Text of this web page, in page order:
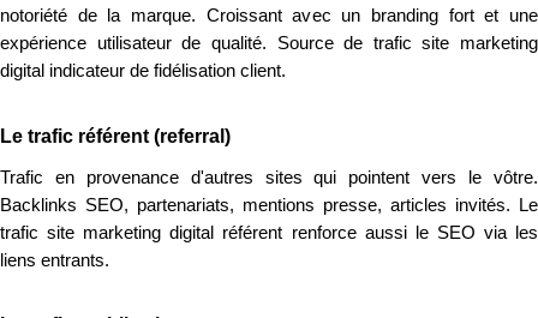
notoriété de la marque. Croissant avec un branding fort et une
expérience utilisateur de qualité. Source de trafic site marketing
digital indicateur de fidélisation client.
Le trafic référent (referral)
Trafic en provenance d'autres sites qui pointent vers le vôtre.
Backlinks SEO, partenariats, mentions presse, articles invités. Le
trafic site marketing digital référent renforce aussi le SEO via les
liens entrants.